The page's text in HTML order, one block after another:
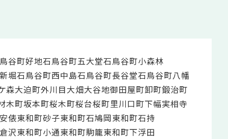
谷町好地石鳥谷町五大堂石鳥谷町小森林
堀石鳥谷町西中島石鳥谷町長谷堂石鳥谷町八幡
森大迫町外川目大畑大谷地御田屋町卸町鍛治町
木町坂本町桜木町桜台桜町里川口町下幅実相寺
俵東和町砂子東和町石鳩岡東和町石持
沢東和町小通東和町駒籠東和町下浮田